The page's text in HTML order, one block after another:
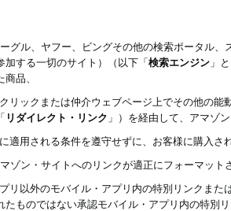
グル、ヤフー、ビングその他の検索ポータル
加する一切のサイト）（以下「検索エンジン 」
品、
リックまたは仲介ウェブページ上でその他の
リダイレクト・リンク 」）を経由して、アマゾ
適用される条件を遵守せずに、お客様に購入さ
ゾン・サイトへのリンクが適正にフォーマッ
リ以外のモバイル・アプリ内の特別リンクま
たものではない承認モバイル・アプリ内の特別